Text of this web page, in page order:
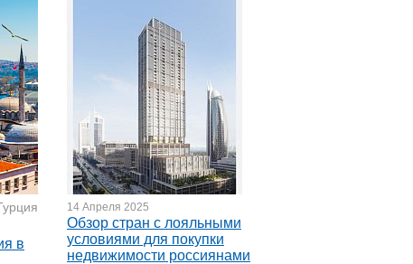
в
14 Апреля 2025
Обзор стран с лояльными
условиями для покупки
недвижимости россиянами